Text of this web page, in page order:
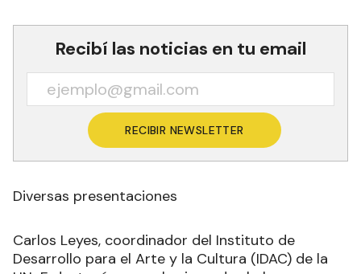
Recibí las noticias en tu email
RECIBIR NEWSLETTER
Diversas presentaciones
Carlos Leyes, coordinador del Instituto de
Desarrollo para el Arte y la Cultura (IDAC) de la